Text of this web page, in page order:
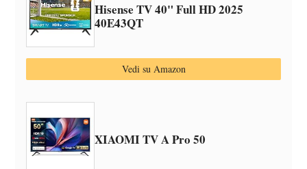
Hisense TV 40" Full HD 2025
40E43QT
Vedi su Amazon
XIAOMI TV A Pro 50